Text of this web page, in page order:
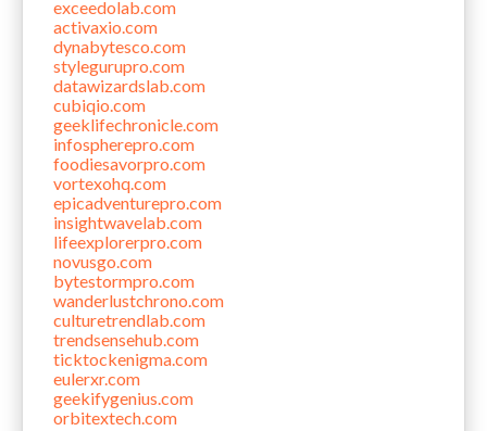
exceedolab.com
activaxio.com
dynabytesco.com
stylegurupro.com
datawizardslab.com
cubiqio.com
geeklifechronicle.com
infospherepro.com
foodiesavorpro.com
vortexohq.com
epicadventurepro.com
insightwavelab.com
lifeexplorerpro.com
novusgo.com
bytestormpro.com
wanderlustchrono.com
culturetrendlab.com
trendsensehub.com
ticktockenigma.com
eulerxr.com
geekifygenius.com
orbitextech.com